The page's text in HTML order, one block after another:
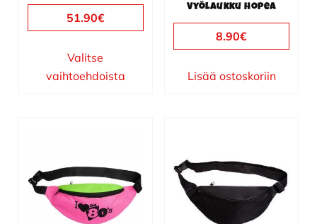
51.90€
Valitse
vaihtoehdoista
sivulla. Vyölaukku hopea
8.90€
Lisää ostoskoriin